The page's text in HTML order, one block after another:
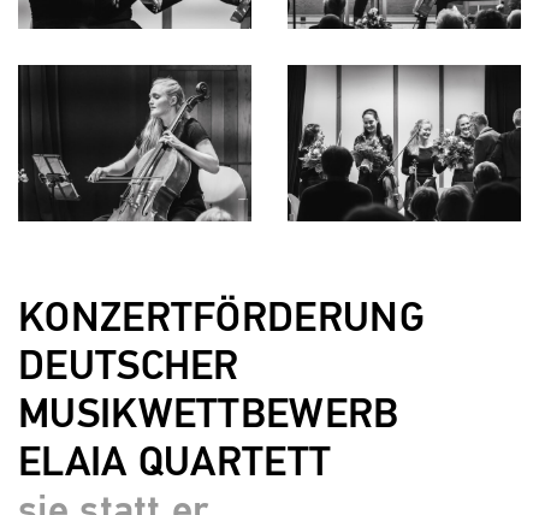
KONZERTFÖRDERUNG
DEUTSCHER
MUSIKWETTBEWERB
ELAIA QUARTETT